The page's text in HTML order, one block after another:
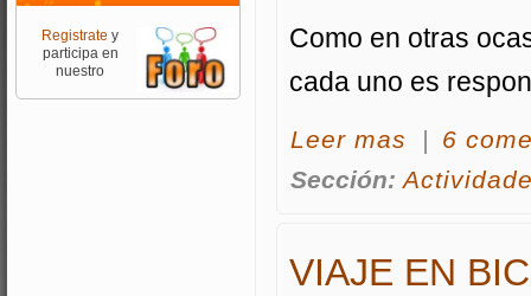
Registrate y
participa en
nuestro
Como en otras
cada uno es
Leer mas acerca
| 6
Sección:
VIAJE EN